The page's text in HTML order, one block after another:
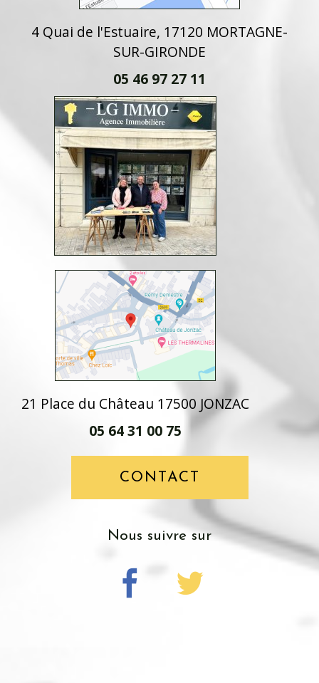
4 Quai de l'Estuaire, 17120 MORTAGNE-
SUR-GIRONDE
05 46 97 27 11
21 Place du Château 17500 JONZAC
05 64 31 00 75
CONTACT
nous suivre sur